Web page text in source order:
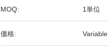
MOQ: 1単位
価格: Variable